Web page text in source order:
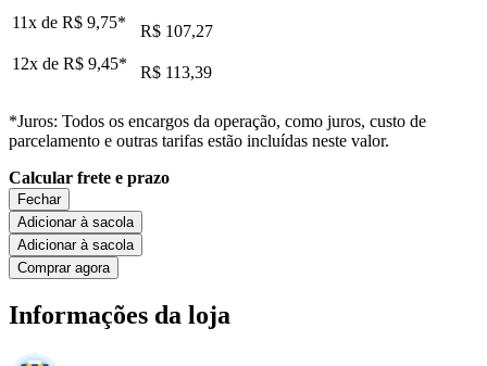
11x de R$ 9,75*
R$ 107,27
12x de R$ 9,45* R$ 113,39
*Juros: Todos os encargos da operação, como juros, custo de
parcelamento e outras tarifas estão incluídas neste valor.
Calcular frete e prazo
Fechar
Adicionar à sacola
Adicionar à sacola
Comprar agora
Informações da loja